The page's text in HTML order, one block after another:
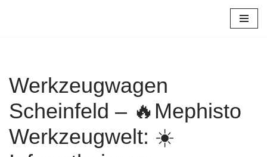
Werkzeugwagen
Scheinfeld – 🔥Mephisto
Werkzeugwelt: ☀️